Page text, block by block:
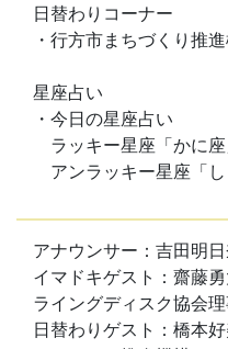
日替わりコーナー
・行方市まちづくり推
星座占い
・今日の星座占い
ラッキー星座「か
アンラッキー星座「し
アナウンサー：吉田明
イマドキゲスト：齋藤
ライングディスク協会理
日替わりゲスト：橋本